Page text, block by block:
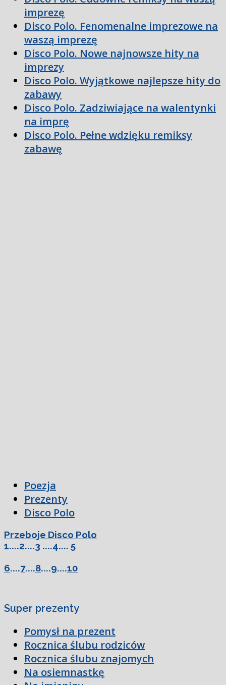
imprezę
Disco Polo. Fenomenalne imprezowe na
waszą imprezę
Disco Polo. Nowe najnowsze hity na
imprezy
Disco Polo. Wyjątkowe najlepsze hity do
zabawy
Disco Polo. Zadziwiające na walentynki
na imprę
Disco Polo. Pełne wdzięku remiksy
zabawę
Poezja
Prezenty
Disco Polo
Przeboje Disco Polo
1....2....3 ....4.... 5
6....7....8....9....10
Super prezenty
Pomysł na prezent
Rocznica ślubu rodziców
Rocznica ślubu znajomych
Na osiemnastkę